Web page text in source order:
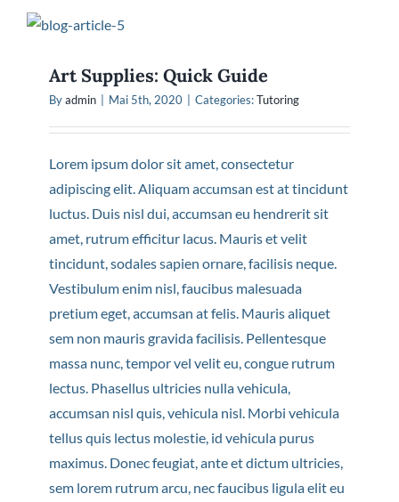
Art Supplies: Quick Guide
Byadmin Mai 5th, 2020 Categories:Tutoring
Lorem ipsum dolor sit amet, consectetur
adipiscing elit. Aliquam accumsan est at tincidunt
luctus. Duis nisl dui, accumsan eu hendrerit sit
amet, rutrum efficitur lacus. Mauris et velit
tincidunt, sodales sapien ornare, facilisis neque.
Vestibulum enim nisl, faucibus malesuada
pretium eget, accumsan at felis. Mauris aliquet
sem non mauris gravida facilisis. Pellentesque
massa nunc, tempor vel velit eu, congue rutrum
lectus. Phasellus ultricies nulla vehicula,
accumsan nisl quis, vehicula nisl. Morbi vehicula
tellus quis lectus molestie, id vehicula purus
maximus. Donec feugiat, ante et dictum ultricies,
sem lorem rutrum arcu, nec faucibus ligula elit eu